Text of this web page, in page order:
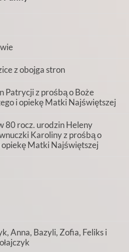
z obojga stron
Patrycji z prośbą o Boże
i opiekę Matki Najświętszej
80 rocz. urodzin Heleny
Karoliny z prośbą o
opiekę Matki Najświętszej
Anna, Bazyli, Zofia, Feliks i